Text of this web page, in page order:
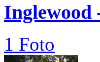
Inglewood
1 Foto